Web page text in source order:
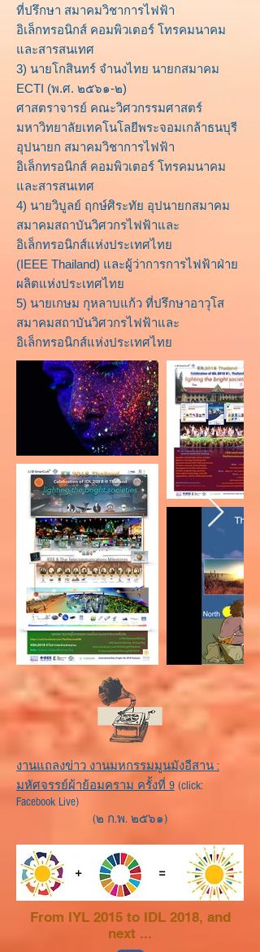
ที่ปรึกษา สมาคมวิชาการไฟฟ้า
อิเล็กทรอนิกส์ คอมพิวเตอร์ โทรคมนาคม
และสารสนเทศ
3) นายโกสินทร์ จำนงไทย นายกสมาคม
ECTI (พ.ศ. ๒๕๖๑-๒)
ศาสตราจารย์ คณะวิศวกรรมศาสตร์
มหาวิทยาลัยเทคโนโลยีพระจอมเกล้าธนบุรี
อุปนายก สมาคมวิชาการไฟฟ้า
อิเล็กทรอนิกส์ คอมพิวเตอร์ โทรคมนาคม
และสารสนเทศ
4) นายวิบูลย์ ฤกษ์ศิระทัย อุปนายกสมาคม
สมาคมสถาบันวิศวกรไฟฟ้าและ
อิเล็กทรอนิกส์แห่งประเทศไทย
(IEEE Thailand) และผู้ว่าการการไฟฟ้าฝ่าย
ผลิตแห่งประเทศไทย
5) นายเกษม กุหลาบแก้ว ที่ปรึกษาอาวุโส
สมาคมสถาบันวิศวกรไฟฟ้าและ
อิเล็กทรอนิกส์แห่งประเทศไทย
งานแถลงข่าว งานมหกรรมมูนมังอีสาน :
มหัศจรรย์ผ้าย้อมคราม ครั้งที่ 9 (click:
Facebook Live)
(๒ ก.พ. ๒๕๖๑)
From IYL 2015 to IDL 2018, and
next ...